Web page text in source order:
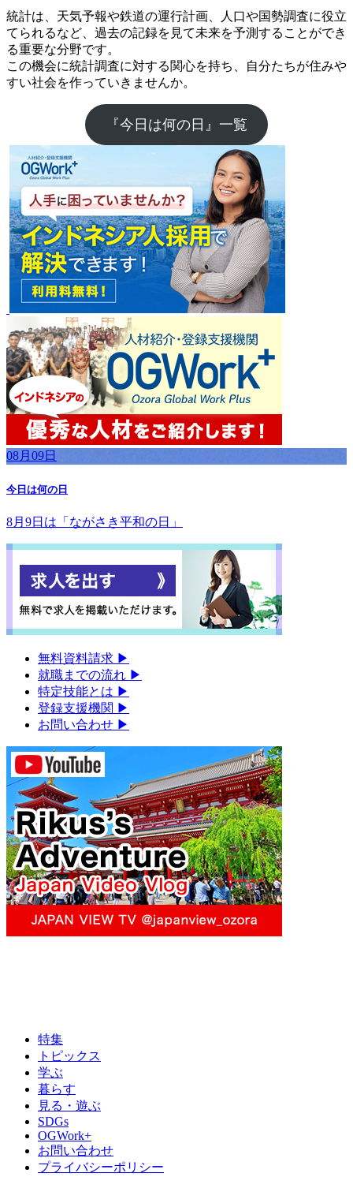
統計は、天気予報や鉄道の運行計画、人口や国勢調査に役立
てられるなど、過去の記録を見て未来を予測することができ
る重要な分野です。
この機会に統計調査に対する関心を持ち、自分たちが住みや
すい社会を作っていきませんか。
『今日は何の日』一覧
08月09日
今日は何の日
8月9日は「ながさき平和の日」
無料資料請求 ▶︎
就職までの流れ ▶︎
特定技能とは ▶︎
登録支援機関 ▶︎
お問い合わせ ▶︎
特集
トピックス
学ぶ
暮らす
見る・遊ぶ
SDGs
OGWork+
お問い合わせ
プライバシーポリシー